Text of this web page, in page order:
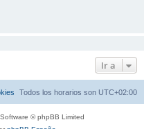
Ir a
Todos los horarios son UTC+02:00
© phpBB Limited